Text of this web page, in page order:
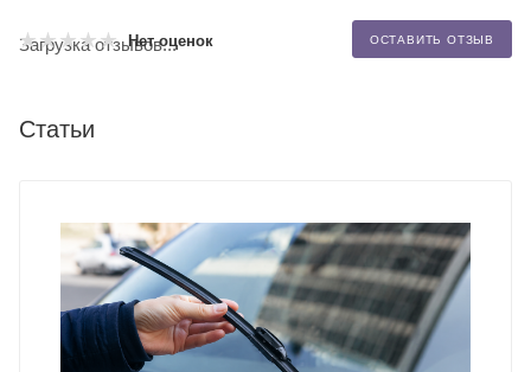
Нет оценок ОСТАВИТЬ ОТЗЫВ
Загрузка отзывов...
Статьи